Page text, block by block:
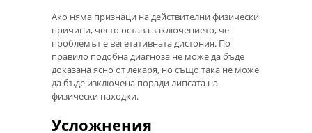
Ако няма признаци на действителни физически
причини, често остава заключението, че
проблемът е вегетативната дистония. По
правило подобна диагноза не може да бъде
доказана ясно от лекаря, но също така не може
да бъде изключена поради липсата на
физически находки.
Усложнения